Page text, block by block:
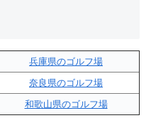
兵庫県のゴルフ場
奈良県のゴルフ場
和歌山県のゴルフ場